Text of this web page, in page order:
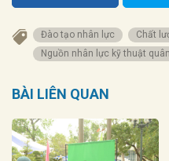
Đào tạo nhân lực
Chất
Nguồn nhân lực kỹ thuật
BÀI LIÊN QUAN